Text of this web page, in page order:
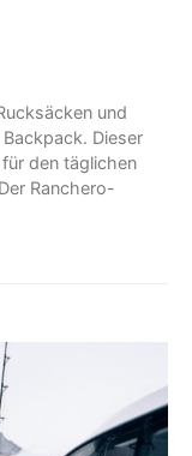
und
Dieser
den täglichen
Ranchero-